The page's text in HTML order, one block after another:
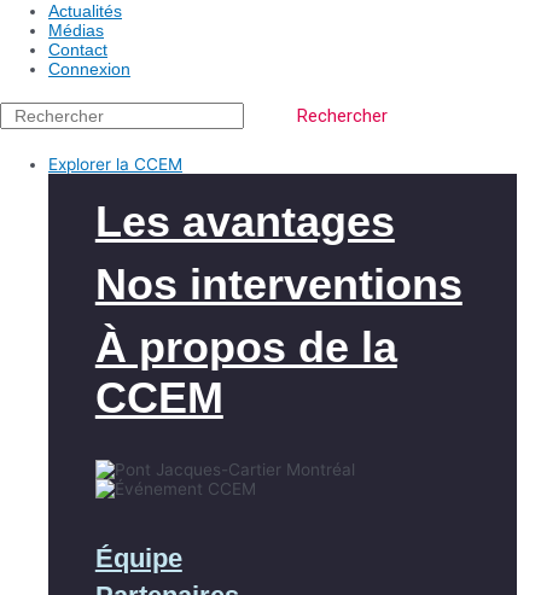
Actualités
Médias
Contact
Connexion
Rechercher
Explorer la CCEM
Les avantages
Nos interventions
À propos de la
CCEM
Équipe